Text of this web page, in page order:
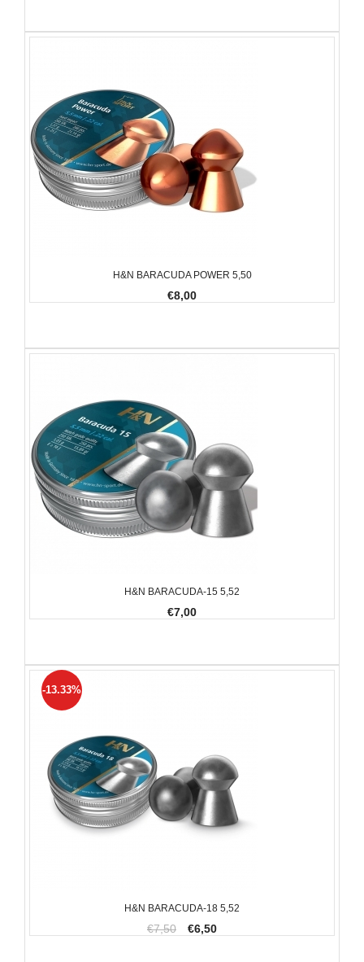
H&N BARACUDA POWER 5,50
€8,00
H&N BARACUDA-15 5,52
€7,00
H&N BARACUDA-18 5,52
€7,50 €6,50
-13.33%